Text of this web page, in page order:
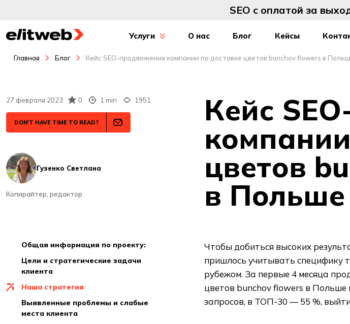
SEO с оплатой за
Услуги О нас Блог Кейсы
Главная Блог Кейс SEO-продвижения компании по доставке цветов bunchov flowers в
27 февраля 2023 0 1 min 1951
DON'T HAVE TIME TO READ?
Гузенко Светлана
Копирайтер, редактор
Кейс
цветов
в Польше
общая информация по проекту:
цели и стратегические задачи
клиента
наша стратегия
выявленные проблемы и слабые
места клиента
Чтобы добиться высоких
пришлось учитывать специфику
рубежом. За первые 4 месяца
цветов bunchov flowers в Польше
запросов, в ТОП-30 — 55 %,